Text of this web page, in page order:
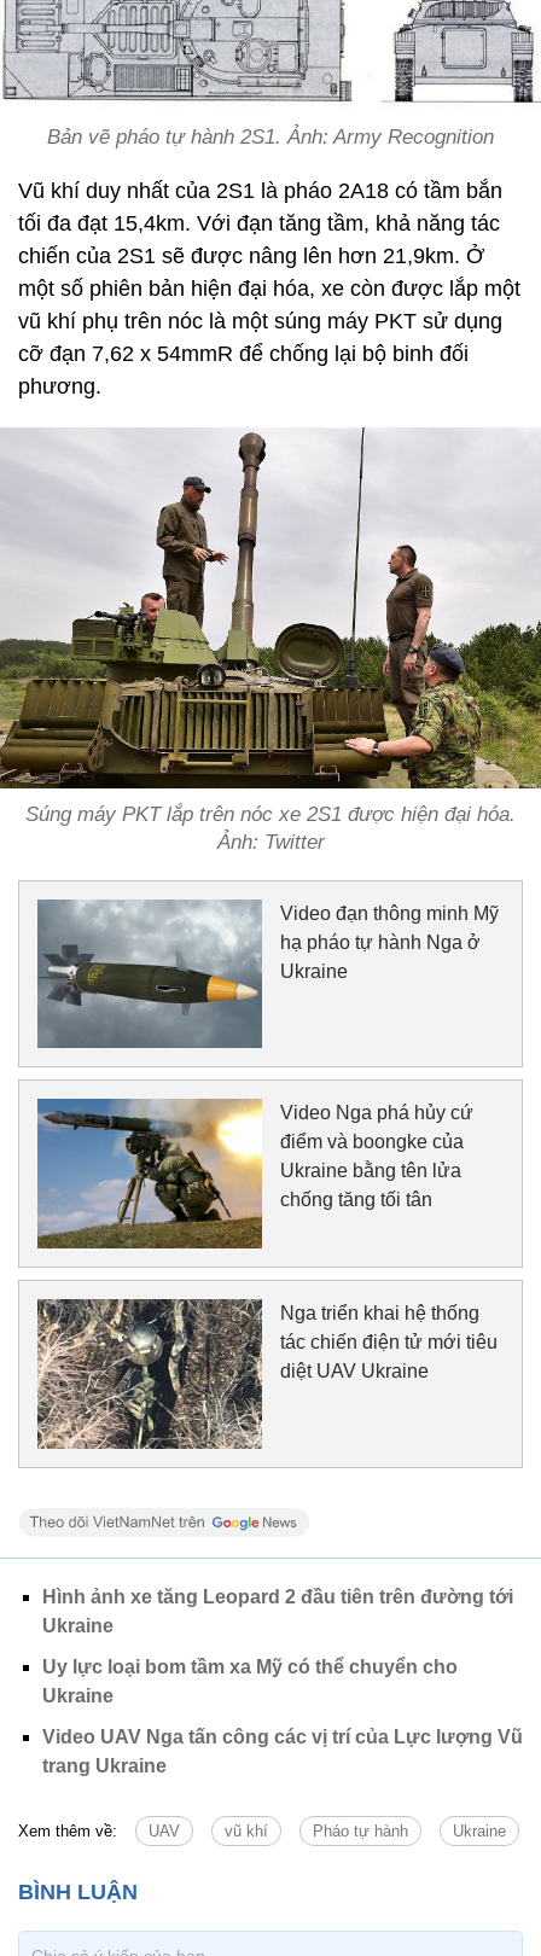
Bản vẽ pháo tự hành 2S1. Ảnh: Army Recognition
Vũ khí duy nhất của 2S1 là pháo 2A18 có tầm bắn
tối đa đạt 15,4km. Với đạn tăng tầm, khả năng tác
chiến của 2S1 sẽ được nâng lên hơn 21,9km. Ở
một số phiên bản hiện đại hóa, xe còn được lắp một
vũ khí phụ trên nóc là một súng máy PKT sử dụng
cỡ đạn 7,62 x 54mmR để chống lại bộ binh đối
phương.
Súng máy PKT lắp trên nóc xe 2S1 được hiện đại hóa.
Ảnh: Twitter
Video đạn thông minh Mỹ
hạ pháo tự hành Nga ở
Ukraine
Video Nga phá hủy сứ
điểm và boongke của
Ukraine bằng tên lửa
chống tăng tối tân
Nga triển khai hệ thống
tác chiến điện tử mới tiêu
diệt UAV Ukraine
Hình ảnh xe tăng Leopard 2 đầu tiên trên đường tới
Ukraine
Uy lực loại bom tầm xa Mỹ có thể chuyển cho
Ukraine
Video UAV Nga tấn công các vị trí của Lực lượng Vũ
trang Ukraine
Xem thêm về: UAV vũ khí Pháo tự hành Ukraine